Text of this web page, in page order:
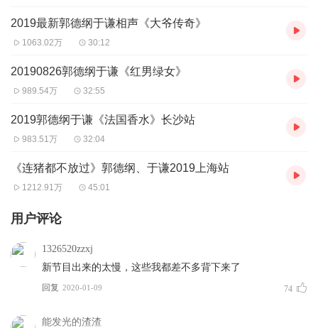
2019最新郭德纲于谦相声《大爷传奇》
1063.02万 30:12
20190826郭德纲于谦《红男绿女》
989.54万 32:55
2019郭德纲于谦《法国香水》长沙站
983.51万 32:04
《连猪都不放过》郭德纲、于谦2019上海站
1212.91万 45:01
用户评论
1326520zzxj
新节目出来的太慢，这些我都差不多背下来了
回复 2020-01-09 74
能发光的渣渣